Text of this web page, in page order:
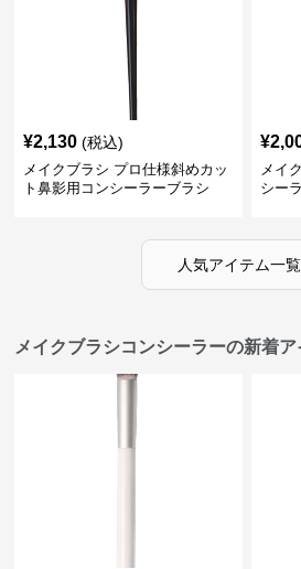
¥2,130 (税込)
メイクブラシ プロ仕様斜めカッ
ト鼻影用コンシーラーブラシ
¥
メイ
シー
人気アイテム一
メイクブラシコンシーラーの新着ア